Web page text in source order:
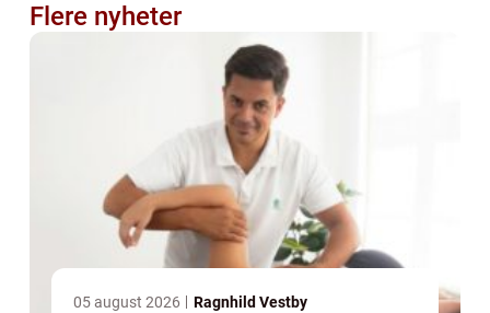
Flere nyheter
05 august 2026 Ragnhild Vestby